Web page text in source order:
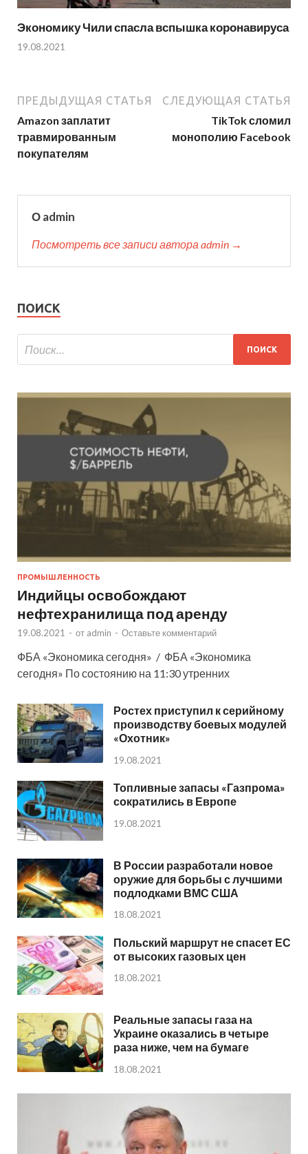
Экономику Чили спасла вспышка коронавируса
19.08.2021
ПРЕДЫДУЩАЯ СТАТЬЯ
Amazon заплатит
травмированным
покупателям
СЛЕДУЮЩАЯ СТАТЬЯ
TikTok сломил
монополию Facebook
О admin
Посмотреть все записи автора admin →
ПОИСК
ПРОМЫШЛЕННОСТЬ
Индийцы освобождают
нефтехранилища под аренду
19.08.2021 - от admin - Оставьте комментарий
ФБА «Экономика сегодня» / ФБА «Экономика
сегодня» По состоянию на 11:30 утренних
Ростех приступил к серийному
производству боевых модулей
«Охотник»
19.08.2021
Топливные запасы «Газпрома»
сократились в Европе
19.08.2021
В России разработали новое
оружие для борьбы с лучшими
подлодками ВМС США
18.08.2021
Польский маршрут не спасет ЕС
от высоких газовых цен
18.08.2021
Реальные запасы газа на
Украине оказались в четыре
раза ниже, чем на бумаге
18.08.2021